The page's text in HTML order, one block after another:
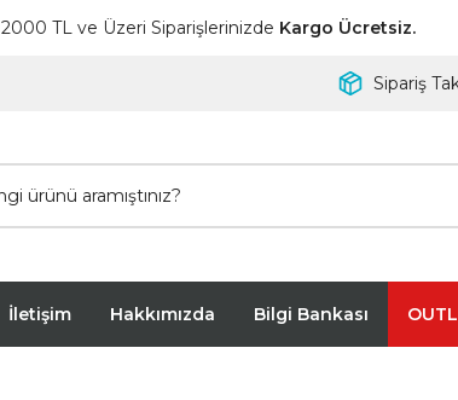
2000 TL ve Üzeri Siparişlerinizde Kargo Ücretsiz.
Sipariş
İletişim Hakkımızda Bilgi Bankası